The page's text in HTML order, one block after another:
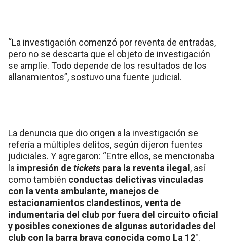
“La investigación comenzó por reventa de entradas,
pero no se descarta que el objeto de investigación
se amplíe. Todo depende de los resultados de los
allanamientos”, sostuvo una fuente judicial.
La denuncia que dio origen a la investigación se
refería a múltiples delitos, según dijeron fuentes
judiciales. Y agregaron: “Entre ellos, se mencionaba
la impresión detickets para la reventa ilegal , así
como también conductas delictivas vinculadas
con la venta ambulante, manejos de
estacionamientos clandestinos, venta de
indumentaria del club por fuera del circuito oficial
y posibles conexiones de algunas autoridades del
club con la barra brava conocida como La 12″.